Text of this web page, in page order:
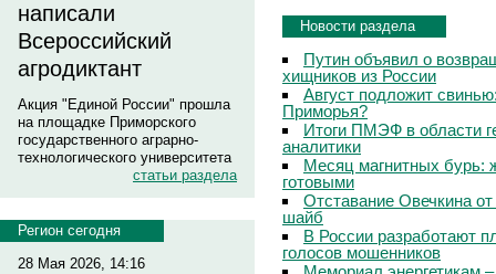
написали
Всероссийский
агродиктант
Акция "Единой России" прошла
на площадке Приморского
государственного аграрно-
технологического университета
статьи раздела
Регион сегодня
28 Мая 2026, 14:16
Новости раздела
Путин объявил о
хищников из России
Август подложит
Приморья?
Итоги ПМЭФ в области
аналитики
Месяц магнитных бурь:
готовыми
Отставание Овечкина
шайб
В России разработают
голосов мошенников